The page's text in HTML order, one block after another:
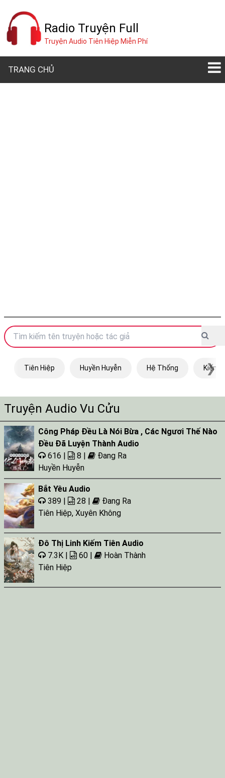
Radio Truyện Full
Truyện Audio Tiên Hiệp Miễn Phí
TRANG CHỦ
Tiên Hiệp Huyền Huyễn Hệ Thống Kiếm
❯
Truyện Audio Vu Cửu
Công Pháp Đều Là Nói Bừa , Các Ngươi Thế Nào
Đều Đã Luyện Thành Audio
616 |
8 |
Đang Ra
Huyền Huyễn
Bắt Yêu Audio
389 |
28 |
Đang Ra
Tiên Hiệp, Xuyên Không
Đô Thị Linh Kiếm Tiên Audio
7.3K |
60 |
Hoàn Thành
Tiên Hiệp